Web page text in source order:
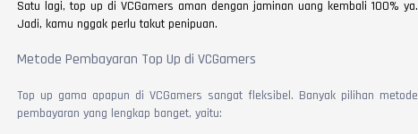
Satu lagi, top up di VCGamers aman dengan jaminan uang kembali 100% ya.
Jadi, kamu nggak perlu takut penipuan.
Metode Pembayaran Top Up di VCGamers
Top up gama apapun di VCGamers sangat fleksibel. Banyak pilihan metode
pembayaran yang lengkap banget, yaitu: